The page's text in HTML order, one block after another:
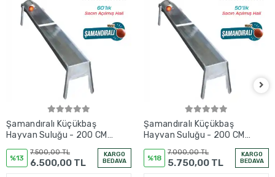
Şamandıralı Küçükbaş
Hayvan Suluğu - 200 CM
%13
7.500,00 TL
6.500,00 TL
KARGO
BEDAVA
Şamandıralı Küçükbaş
Hayvan Suluğu - 200 CM
%18
7.000,00 TL
5.750,00 TL
KARGO
BEDAVA